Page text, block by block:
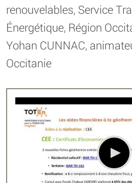
renouvelables, Service
Énergétique, Région
Yohan CUNNAC,
Occitanie